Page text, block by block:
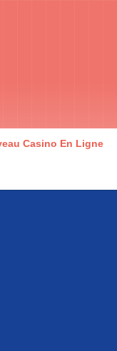
Casino En Ligne